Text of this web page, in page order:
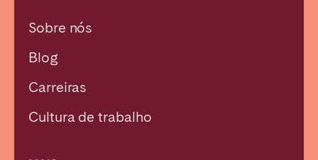
Sobre nós
Blog
Carreiras
Cultura de trabalho